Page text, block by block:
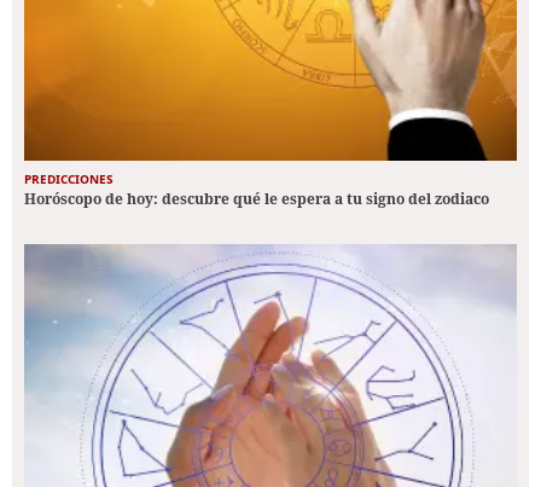
PREDICCIONES
Horóscopo de hoy: descubre qué le espera a tu signo del zodiaco